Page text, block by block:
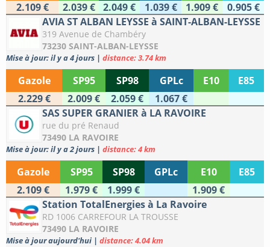
2.109 €
2.039 € 2.049 € 1.039 € 1.909 €
0.905 €
AVIA ST ALBAN LEYSSE à SAINT-ALBAN-LEYSSE
319 Avenue de Chambéry
73230 SAINT-ALBAN-LEYSSE
Mise à jour: il y a 4 jours | distance: 3.74 km
Gazole SP95 SP98 GPLc E10
E85
2.229 €
2.009 € 2.059 €
1.067 €
SAS SUPER GRANIER à LA RAVOIRE
rue du pré Renaud
73490 LA RAVOIRE
Mise à jour: il y a 2 jours | distance: 4 km
Gazole SP95 SP98 GPLc E10
E85
2.109 €
1.979 € 1.999 €
1.909 €
Station TotalEnergies à La Ravoire
RD 1006 CARREFOUR LA TROUSSE
73490 LA RAVOIRE
Mise à jour aujourd'hui | distance: 4.04 km